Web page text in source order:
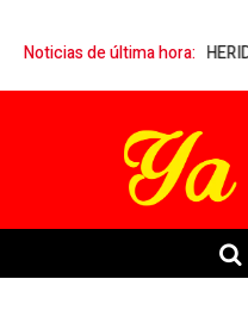
Noticias de última hora:
ATENDIÓ A HERIDOS